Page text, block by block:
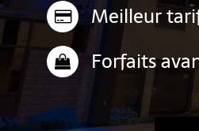
Meilleur
Forfaits